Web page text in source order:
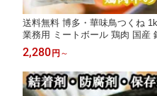
送料無料 博多・華味鳥つくね
業務用 ミートボール 鶏肉 国産
具材 鶏団子鍋 肉団子 鶏つくね
軟骨無し 食品 グルメ 肉 惣菜 チ
2,280 円 ～